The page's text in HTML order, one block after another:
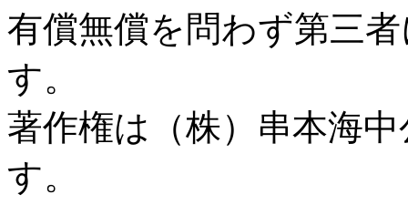
有償無償を問わず第三
す。
著作権は（株）串本海
す。